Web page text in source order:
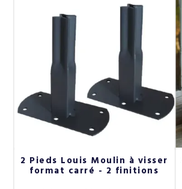
2 Pieds Louis Moulin à visser
format carré - 2 finitions